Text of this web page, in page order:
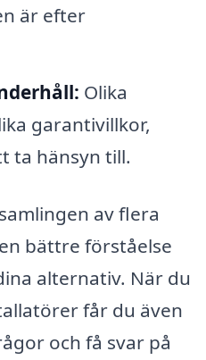
är efter
Olika
garantivillkor,
ta hänsyn till.
av flera
bättre förståelse
alternativ. När du
får du även
och få svar på